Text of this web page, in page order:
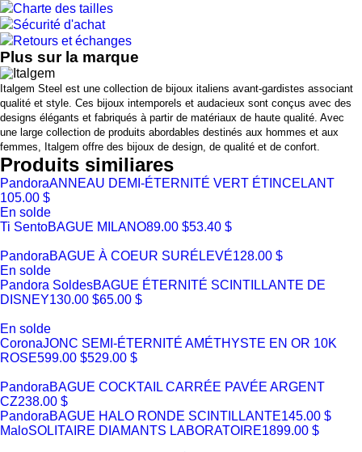
Charte des tailles
Sécurité d'achat
Retours et échanges
Plus sur la marque
Italgem Steel est une collection de bijoux italiens avant-gardistes associant
qualité et style. Ces bijoux intemporels et audacieux sont conçus avec des
designs élégants et fabriqués à partir de matériaux de haute qualité. Avec
une large collection de produits abordables destinés aux hommes et aux
femmes, Italgem offre des bijoux de design, de qualité et de confort.
Produits similiares
PandoraANNEAU DEMI-ÉTERNITÉ VERT ÉTINCELANT
105.00 $
En solde
Ti SentoBAGUE MILANO89.00 $53.40 $
PandoraBAGUE À COEUR SURÉLEVÉ128.00 $
En solde
Pandora SoldesBAGUE ÉTERNITÉ SCINTILLANTE DE
DISNEY130.00 $65.00 $
En solde
CoronaJONC SEMI-ÉTERNITÉ AMÉTHYSTE EN OR 10K
ROSE599.00 $529.00 $
PandoraBAGUE COCKTAIL CARRÉE PAVÉE ARGENT
CZ238.00 $
PandoraBAGUE HALO RONDE SCINTILLANTE145.00 $
MaloSOLITAIRE DIAMANTS LABORATOIRE1899.00 $